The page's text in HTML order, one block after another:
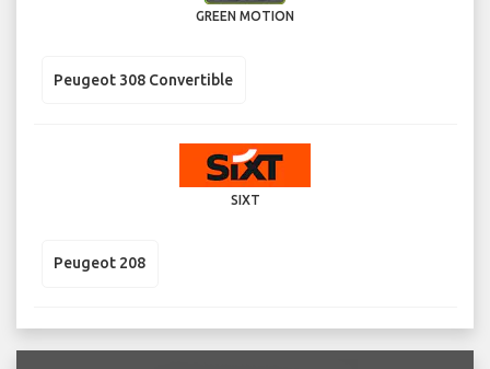
GREEN MOTION
Peugeot 308 Convertible
SIXT
Peugeot 208